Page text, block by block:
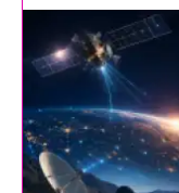
la
publication :